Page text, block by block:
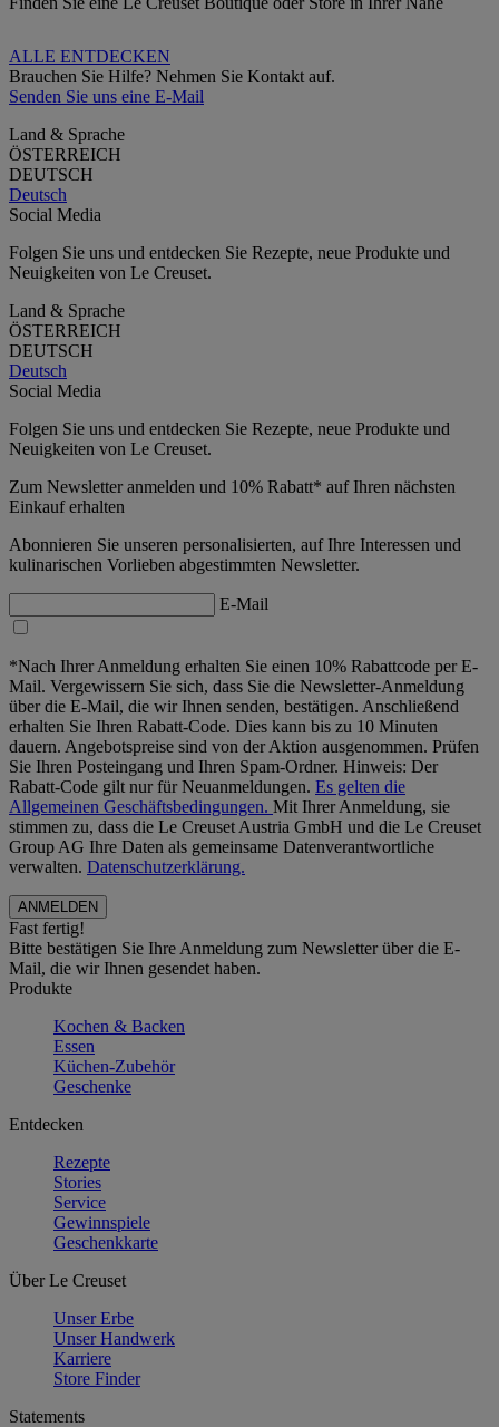
ALLE ENTDECKEN
Brauchen Sie Hilfe? Nehmen Sie Kontakt auf.
Senden Sie uns eine E-Mail
Land & Sprache
ÖSTERREICH
DEUTSCH
Deutsch
Social Media
Folgen Sie uns und entdecken Sie Rezepte, neue Produkte und
Neuigkeiten von Le Creuset.
Land & Sprache
ÖSTERREICH
DEUTSCH
Deutsch
Social Media
Folgen Sie uns und entdecken Sie Rezepte, neue Produkte und
Neuigkeiten von Le Creuset.
Zum Newsletter anmelden und 10% Rabatt* auf Ihren nächsten
Einkauf erhalten
Abonnieren Sie unseren personalisierten, auf Ihre Interessen und
kulinarischen Vorlieben abgestimmten Newsletter.
E-Mail
*Nach Ihrer Anmeldung erhalten Sie einen 10% Rabattcode per E-
Mail. Vergewissern Sie sich, dass Sie die Newsletter-Anmeldung
über die E-Mail, die wir Ihnen senden, bestätigen. Anschließend
erhalten Sie Ihren Rabatt-Code. Dies kann bis zu 10 Minuten
dauern. Angebotspreise sind von der Aktion ausgenommen. Prüfen
Sie Ihren Posteingang und Ihren Spam-Ordner. Hinweis: Der
Rabatt-Code gilt nur für Neuanmeldungen. Es gelten die
Allgemeinen Geschäftsbedingungen. Mit Ihrer Anmeldung, sie
stimmen zu, dass die Le Creuset Austria GmbH und die Le Creuset
Group AG Ihre Daten als gemeinsame Datenverantwortliche
verwalten. Datenschutzerklärung.
Fast fertig!
Bitte bestätigen Sie Ihre Anmeldung zum Newsletter über die E-
Mail, die wir Ihnen gesendet haben.
Produkte
Kochen & Backen
Essen
Küchen-Zubehör
Geschenke
Entdecken
Rezepte
Stories
Service
Gewinnspiele
Geschenkkarte
Über Le Creuset
Unser Erbe
Unser Handwerk
Karriere
Store Finder
Statements